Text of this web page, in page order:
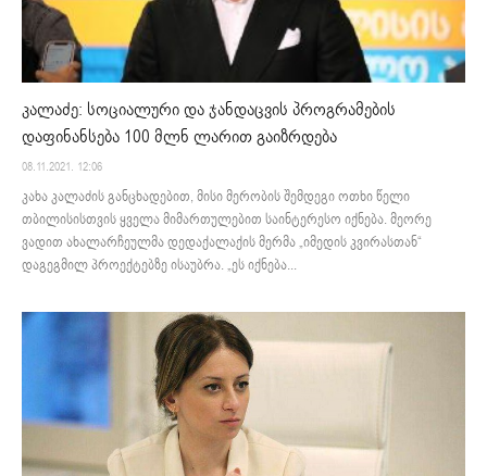
კალაძე: სოციალური და ჯანდაცვის პროგრამების
დაფინანსება 100 მლნ ლარით გაიზრდება
08.11.2021. 12:06
კახა კალაძის განცხადებით, მისი მერობის შემდეგი ოთხი წელი
თბილისისთვის ყველა მიმართულებით საინტერესო იქნება. მეორე
ვადით ახალარჩეულმა დედაქალაქის მერმა „იმედის კვირასთან“
დაგეგმილ პროექტებზე ისაუბრა. „ეს იქნება...